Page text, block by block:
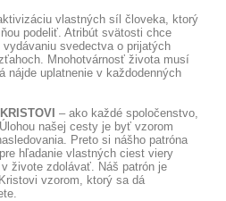
vlastných síl človeka, ktorý
podeliť. Atribút svätosti chce
svedectva o prijatých
Mnohotvárnosť života musí
nájde uplatnenie v každodenných
– ako každé spoločenstvo,
našej cesty je byť vzorom
Preto si nášho patróna
hľadanie vlastných ciest viery
živote zdolávať. Náš patrón je
vzorom, ktorý sa dá